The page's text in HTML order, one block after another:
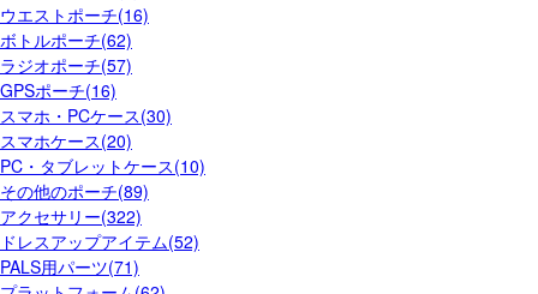
ウエストポーチ(16)
ボトルポーチ(62)
ラジオポーチ(57)
GPSポーチ(16)
スマホ・PCケース(30)
スマホケース(20)
PC・タブレットケース(10)
その他のポーチ(89)
アクセサリー(322)
ドレスアップアイテム(52)
PALS用パーツ(71)